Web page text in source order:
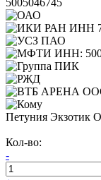
Петуния Экзотик
Кол-во:
-